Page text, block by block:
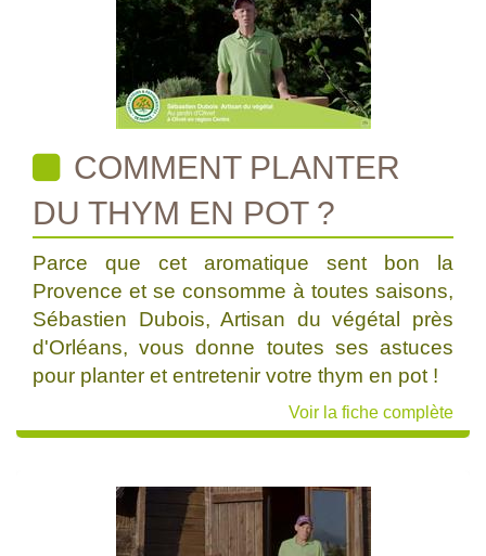
COMMENT PLANTER
DU THYM EN POT ?
Parce que cet aromatique sent bon la
Provence et se consomme à toutes saisons,
Sébastien Dubois, Artisan du végétal près
d'Orléans, vous donne toutes ses astuces
pour planter et entretenir votre thym en pot !
Voir la fiche complète